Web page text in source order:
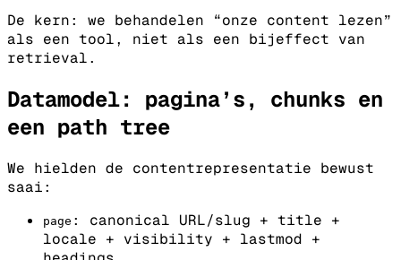
De kern: we behandelen “onze content lezen”
als een tool, niet als een bijeffect van
retrieval.
Datamodel: pagina’s, chunks en
een path tree
We hielden de contentrepresentatie bewust
saai:
page : canonical URL/slug + title +
locale + visibility + lastmod +